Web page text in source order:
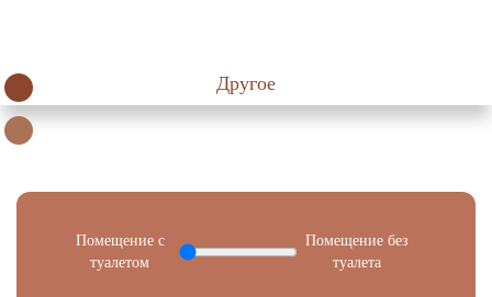
Другое
Помещение с
туалетом
Помещение без
туалета